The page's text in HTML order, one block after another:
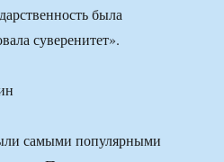
была
суверенитет».
самыми популярными